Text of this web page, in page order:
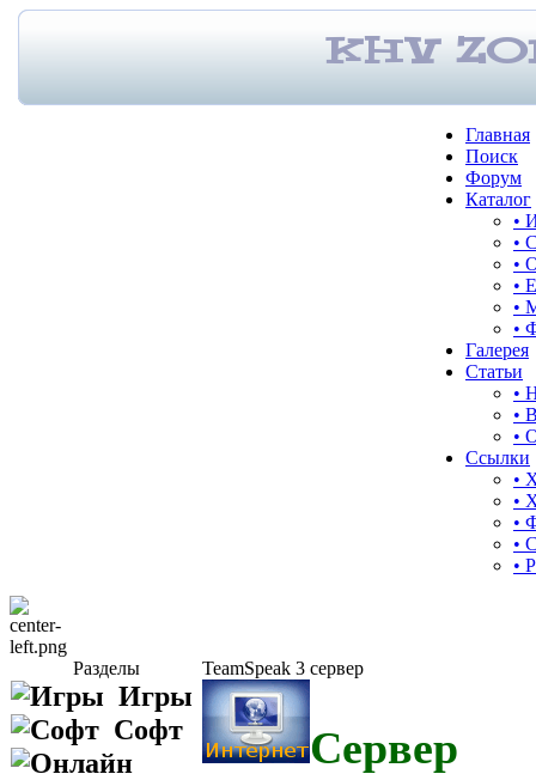
Главная
Поиск
Форум
Каталог
•
•
•
•
•
•
Галерея
Статьи
•
•
•
Ссылки
•
•
•
•
•
Разделы
Игры
Софт
TeamSpeak 3 сервер
Сервер